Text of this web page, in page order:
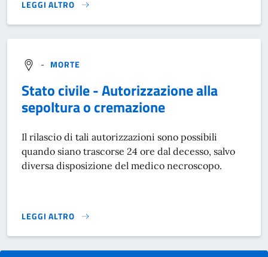
LEGGI ALTRO
STATO CIVILE - DISPOSIZIONI ANTICIPATE DI TRATTAMENTO
- MORTE
Stato civile - Autorizzazione alla
sepoltura o cremazione
Il rilascio di tali autorizzazioni sono possibili
quando siano trascorse 24 ore dal decesso, salvo
diversa disposizione del medico necroscopo.
LEGGI ALTRO
STATO CIVILE - AUTORIZZAZIONE ALLA SEPOLTURA O